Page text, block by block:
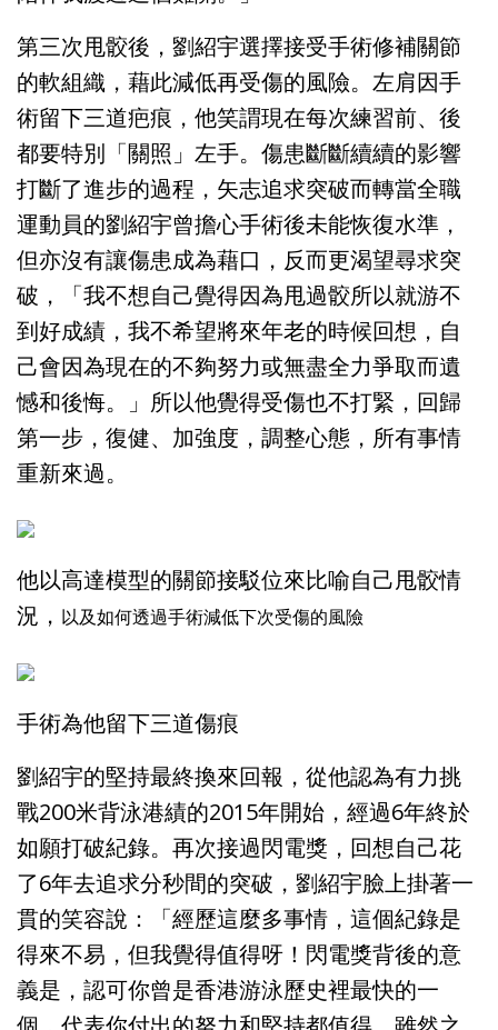
第三次甩骹後，劉紹宇選擇接受手術修補關節
的軟組織，藉此減低再受傷的風險。左肩因手
術留下三道疤痕，他笑謂現在每次練習前、後
都要特別「關照」左手。傷患斷斷續續的影響
打斷了進步的過程，矢志追求突破而轉當全職
運動員的劉紹宇曾擔心手術後未能恢復水準，
但亦沒有讓傷患成為藉口，反而更渴望尋求突
破，「我不想自己覺得因為甩過骹所以就游不
到好成績，我不希望將來年老的時候回想，自
己會因為現在的不夠努力或無盡全力爭取而遺
憾和後悔。」所以他覺得受傷也不打緊，回歸
第一步，復健、加強度，調整心態，所有事情
重新來過。
他以高達模型的關節接駁位來比喻自己甩骹情
況， 以及如何透過手術減低下次受傷的風險
手術為他留下三道傷痕
劉紹宇的堅持最終換來回報，從他認為有力挑
戰200米背泳港績的2015年開始，經過6年終於
如願打破紀錄。再次接過閃電獎，回想自己花
了6年去追求分秒間的突破，劉紹宇臉上掛著一
貫的笑容說：「經歷這麼多事情，這個紀錄是
得來不易，但我覺得值得呀！閃電獎背後的意
義是，認可你曾是香港游泳歷史裡最快的一